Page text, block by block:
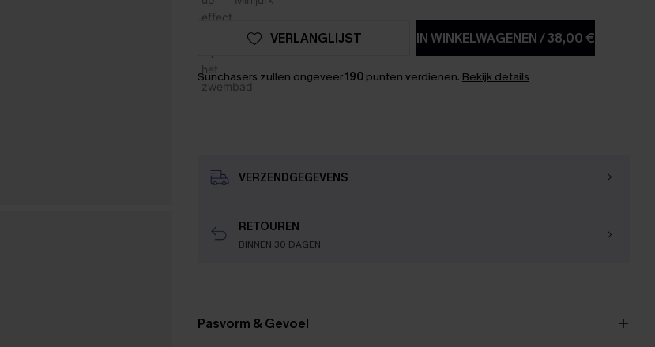
IN WINKELWAGENEN/38,00 €
VERLANGLIJST
Sunchasers zullen ongeveer190punten verdienen. Bekijk details
VERZENDGEGEVENS
RETOUREN
BINNEN 30 DAGEN
Pasvorm & Gevoel